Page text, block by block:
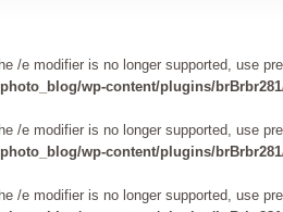
/e modifier is no longer supported, use
wp-content/plugins/
/e modifier is no longer supported, use
wp-content/plugins/
/e modifier is no longer supported, use